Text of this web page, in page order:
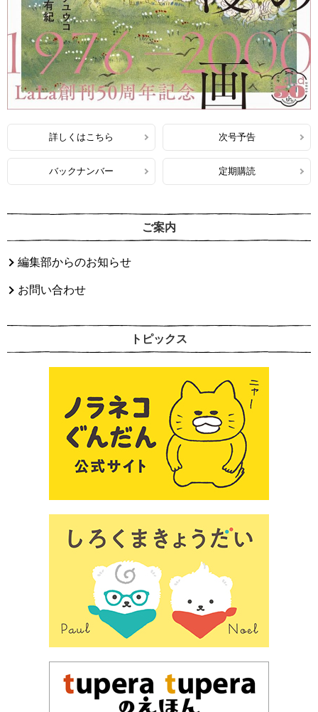
詳しくはこちら 次号予告
バックナンバー 定期購読
ご案内
編集部からのお知らせ
お問い合わせ
トピックス